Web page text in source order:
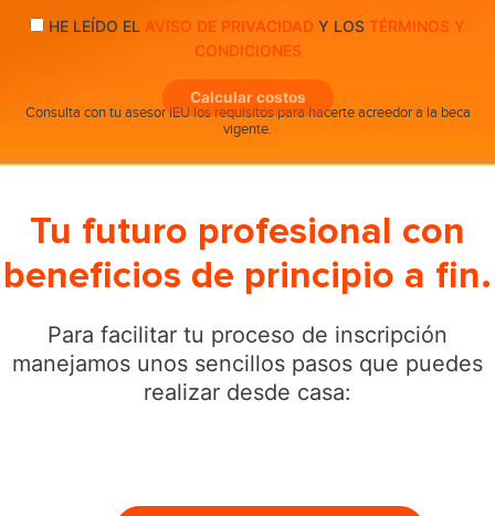
HE LEÍDO EL AVISO DE PRIVACIDAD Y LOS TÉRMINOS Y
CONDICIONES
Calcular costos
Consulta con tu asesor IEU los requisitos para hacerte acreedor a la beca
vigente.
Tu futuro profesional con
beneficios de principio a fin.
Para facilitar tu proceso de inscripción
manejamos unos sencillos pasos que puedes
realizar desde casa: